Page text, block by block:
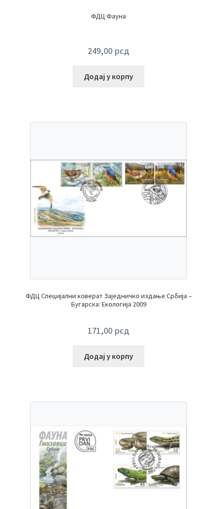
ФДЦ Фауна
249,00 рсд
Додај у корпу
ФДЦ Специјални коверат Заједничко издање Србија –
Бугарска: Екологија 2009
171,00 рсд
Додај у корпу